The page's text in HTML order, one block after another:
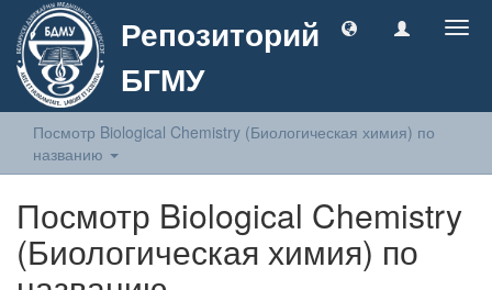
Репозиторий
БГМУ
Посмотр Biological Chemistry (Биологическая химия) по
названию
Посмотр Biological Chemistry
(Биологическая химия) по